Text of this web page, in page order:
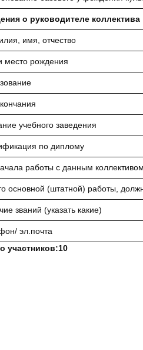
о руководителе коллектива
имя, отчество
место рождения
учебного заведения
по диплому
работы с данным
основной (штатной) работы,
званий (указать какие)
эл.почта
участников:10